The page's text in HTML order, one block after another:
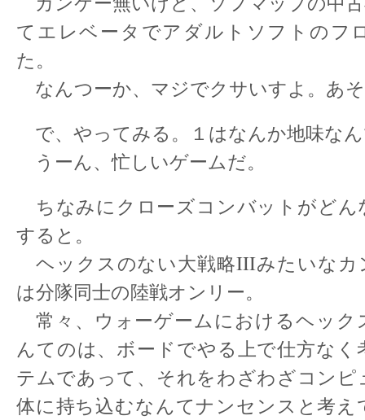
てエレベータでアダルトソフトのフ
た。
なんつーか、マジでクサいすよ。あ
で、やってみる。１はなんか地味な
うーん、忙しいゲームだ。
ちなみにクローズコンバットがどん
すると。
ヘックスのない大戦略IIIみたいなカ
は分隊同士の陸戦オンリー。
常々、ウォーゲームにおけるヘック
んてのは、ボードでやる上で仕方なく
テムであって、それをわざわざコンピ
体に持ち込むなんてナンセンスと考え